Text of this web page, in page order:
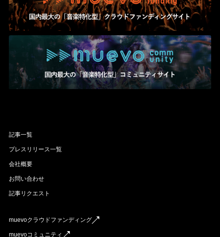
記事一覧
プレスリリース一覧
会社概要
お問い合わせ
記事リクエスト
muevoクラウドファンディング
muevoコミュニティ